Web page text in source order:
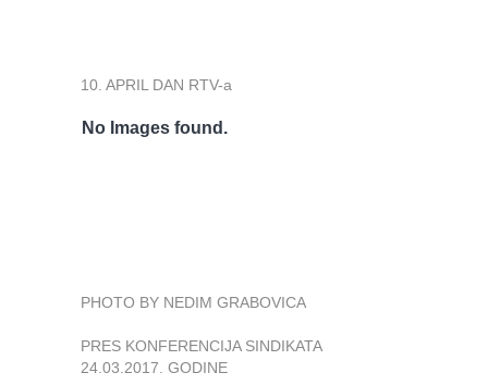
10. APRIL DAN RTV-a
No Images found.
PHOTO BY NEDIM GRABOVICA
PRES KONFERENCIJA SINDIKATA
24.03.2017. GODINE